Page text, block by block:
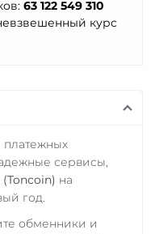
63 122 549 310
курс
платежных
сервисы,
на
год.
обменники и